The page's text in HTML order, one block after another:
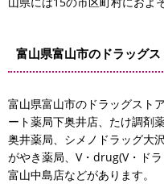
富山県富山市のドラッグ
富山県富山市のドラッグスト
ート薬局下奥井店、たけ調剤
奥井薬局、シメノドラッグ大
がやき薬局、V・drug(V・ド
富山中島店などがあります。